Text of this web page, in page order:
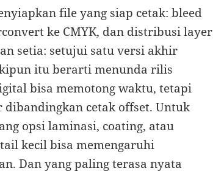
file yang siap cetak: bleed
ke CMYK, dan distribusi layer
setia: setujui satu versi akhir
itu berarti menunda rilis
bisa memotong waktu, tetapi
cetak offset. Untuk
opsi laminasi, coating, atau
kecil bisa memengaruhi
Dan yang paling terasa nyata